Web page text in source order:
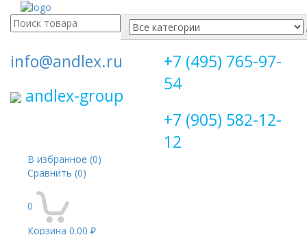
Поиск
для:
info@andlex.ru
andlex-group
+7 (495) 765-97-
54
+7 (905) 582-12-
12
В избранное (0)
Сравнить (0)
0
Корзина 0.00 ₽